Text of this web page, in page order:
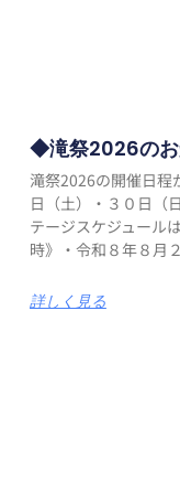
◆滝祭2026の
滝祭2026の開催日程
日（土）・３０日（
テージスケジュール
時》・令和８年８月
詳しく見る